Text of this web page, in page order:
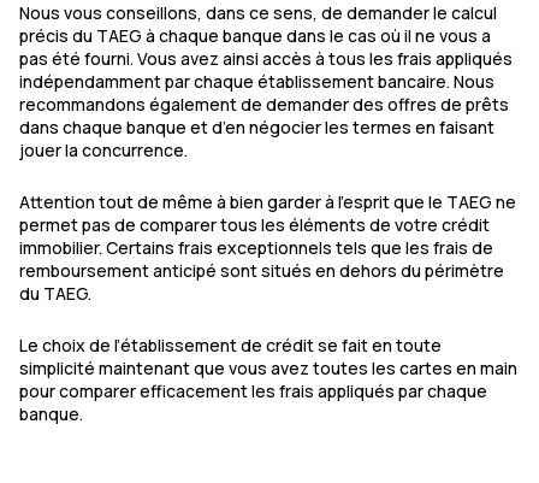
Nous vous conseillons, dans ce sens, de demander le calcul
précis du TAEG à chaque banque dans le cas où il ne vous a
pas été fourni. Vous avez ainsi accès à tous les frais appliqués
indépendamment par chaque établissement bancaire. Nous
recommandons également de demander des offres de prêts
dans chaque banque et d’en négocier les termes en faisant
jouer la concurrence.
Attention tout de même à bien garder à l’esprit que le TAEG ne
permet pas de comparer tous les éléments de votre crédit
immobilier. Certains frais exceptionnels tels que les frais de
remboursement anticipé sont situés en dehors du périmètre
du TAEG.
Le choix de l’établissement de crédit se fait en toute
simplicité maintenant que vous avez toutes les cartes en main
pour comparer efficacement les frais appliqués par chaque
banque.